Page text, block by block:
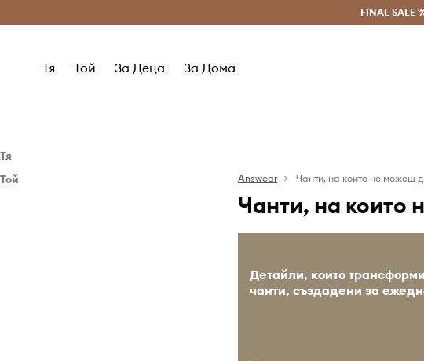
Безплатни доставка и връщане за
FINAL
Тя Той За Деца За Дома
Тя
Той
Answear Чанти, на които не можеш
Чанти, на които
Детайли, които
чанти, създадени за